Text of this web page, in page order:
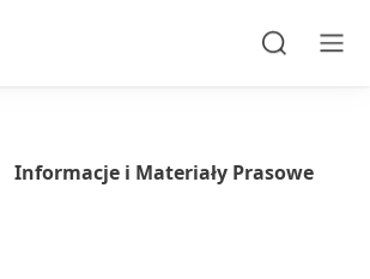
Informacje i Materiały Prasowe